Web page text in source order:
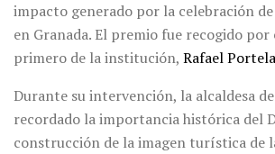
impacto generado por la celebración
en Granada. El premio fue recogido
primero de la institución, Rafael Portela
Durante su intervención, la alcaldesa
recordado la importancia histórica del
construcción de la imagen turística de